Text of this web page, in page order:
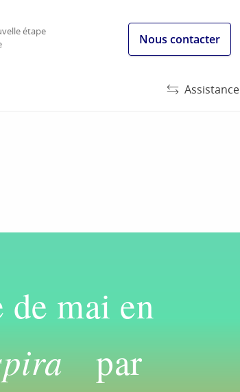
étape
Nous contacter
Assistance
mai en
par